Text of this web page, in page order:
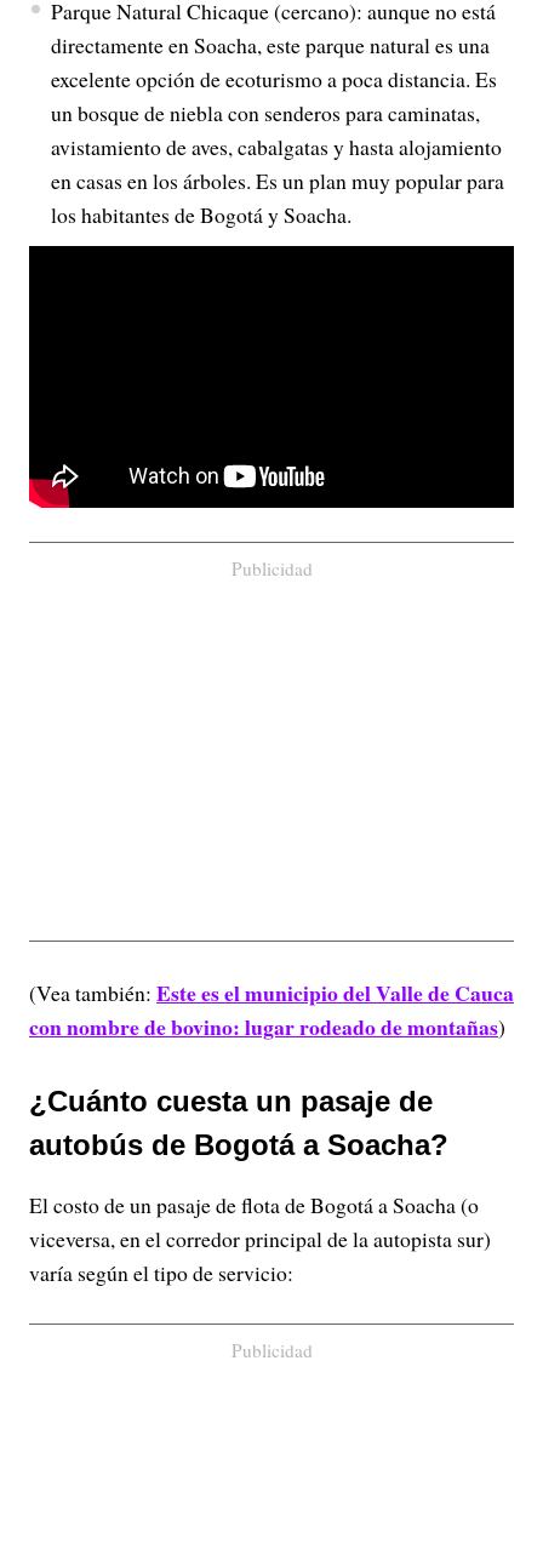
Parque Natural Chicaque (cercano): aunque no está
directamente en Soacha, este parque natural es una
excelente opción de ecoturismo a poca distancia. Es
un bosque de niebla con senderos para caminatas,
avistamiento de aves, cabalgatas y hasta alojamiento
en casas en los árboles. Es un plan muy popular para
los habitantes de Bogotá y Soacha.
Publicidad
(Vea también: Este es el municipio del Valle de Cauca
con nombre de bovino: lugar rodeado de montañas)
¿Cuánto cuesta un pasaje de
autobús de Bogotá a Soacha?
El costo de un pasaje de flota de Bogotá a Soacha (o
viceversa, en el corredor principal de la autopista sur)
varía según el tipo de servicio:
Publicidad